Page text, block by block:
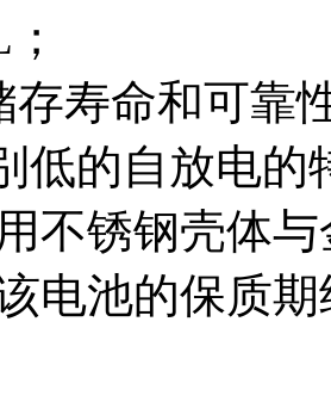
存寿命和可靠
低的自放电的
不锈钢壳体
电池的保质